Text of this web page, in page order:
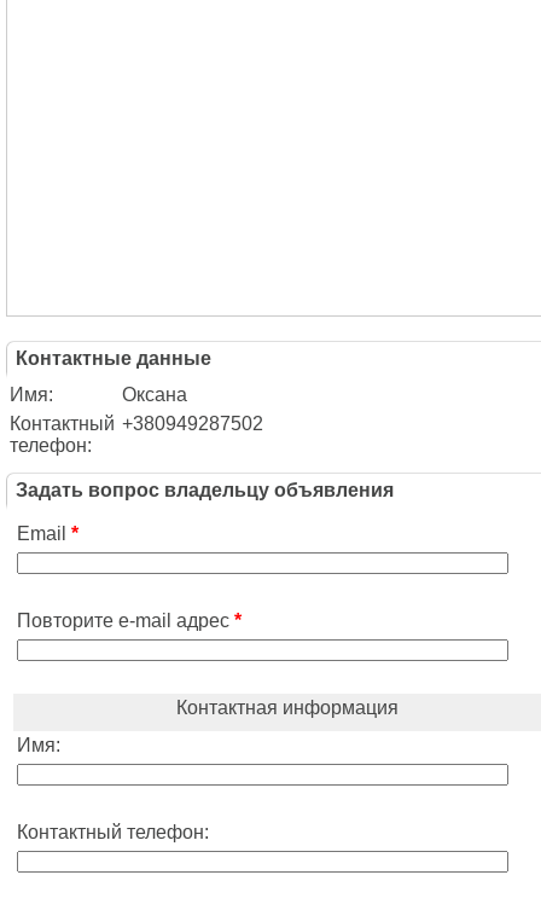
Контактные данные
Имя:
Оксана
Контактный
телефон:
+380949287502
Задать вопрос владельцу объявления
Email *
Повторите e-mail адрес *
Контактная информация
Имя:
Контактный телефон: